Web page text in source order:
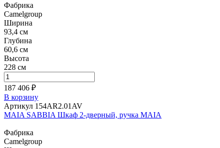
Фабрика
Camelgroup
Ширина
93,4 см
Глубина
60,6 см
Высота
228 см
187 406 ₽
В корзину
Артикул 154AR2.01AV
MAIA SABBIA Шкаф 2-дверный, ручка MAIA
Фабрика
Camelgroup